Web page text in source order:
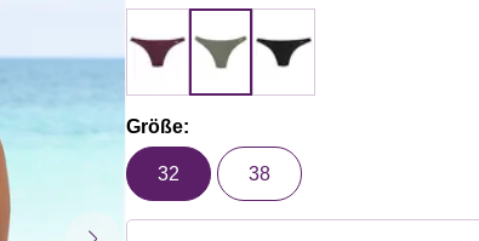
Größe:
32 38